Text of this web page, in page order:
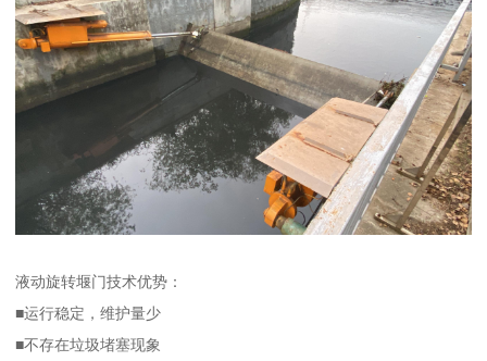
液动旋转堰门技术优势：
■运行稳定，维护量少
■不存在垃圾堵塞现象